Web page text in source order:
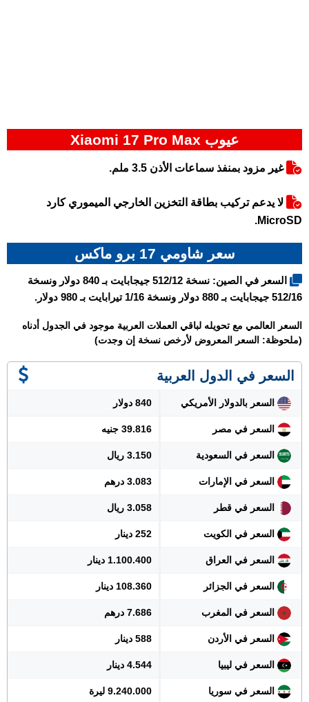
عيوب Xiaomi 17 Pro Max
غير مزود بمنفذ سماعات الأذن 3.5 ملم.
لا يدعم تركيب بطاقة التخزين الخارجي الميموري كارد
MicroSD.
سعر شاومي 17 برو ماكس
السعر في الصين: نسخة 512/12 جيجابايت بـ 840 دولار ونسخة
512/16 جيجابايت بـ 880 دولار ونسخة 1/16 تيرابايت بـ 980 دولار.
السعر العالمي مع تحويله لباقي العملات العربية موجود في الجدول أدناه
(ملحوظة: السعر المعروض لأرخص نسخة إن وجدت)
السعر في الدول العربية
السعر بالدولار الأمريكي 840 دولار
السعر في مصر 39.816 جنيه
السعر في السعودية 3.150 ريال
السعر في الإمارات 3.083 درهم
السعر في قطر 3.058 ريال
السعر في الكويت 252 دينار
السعر في العراق 1.100.400 دينار
السعر في الجزائر 108.360 دينار
السعر في المغرب 7.686 درهم
السعر في الأردن 588 دينار
السعر في ليبيا 4.544 دينار
السعر في سوريا 9.240.000 ليرة